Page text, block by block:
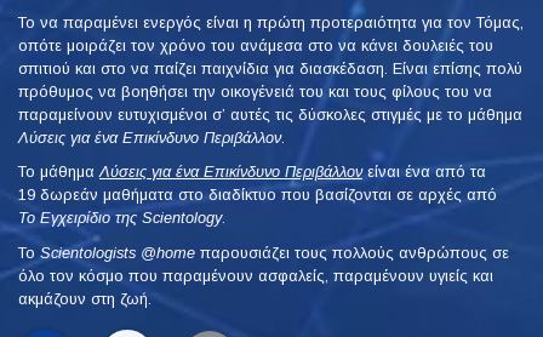
Το να παραμένει ενεργός είναι η πρώτη προτεραιότητα για τον Τόμας,
οπότε μοιράζει τον χρόνο του ανάμεσα στο να κάνει δουλειές του
σπιτιού και στο να παίζει παιχνίδια για διασκέδαση. Είναι επίσης πολύ
πρόθυμος να βοηθήσει την οικογένειά του και τους φίλους του να
παραμείνουν ευτυχισμένοι σ’ αυτές τις δύσκολες στιγμές με το μάθημα
Λύσεις για ένα Επικίνδυνο Περιβάλλον.
Το μάθημαΛύσεις για ένα Επικίνδυνο Περιβάλλονείναι ένα από τα
19 δωρεάν μαθήματα στο διαδίκτυο που βασίζονται σε αρχές από
Το Εγχειρίδιο της Scientology.
To Scientologists @home παρουσιάζει τους πολλούς ανθρώπους σε
όλο τον κόσμο που παραμένουν ασφαλείς, παραμένουν υγιείς και
ακμάζουν στη ζωή.